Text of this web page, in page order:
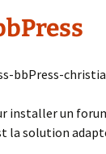
installer un
la solution